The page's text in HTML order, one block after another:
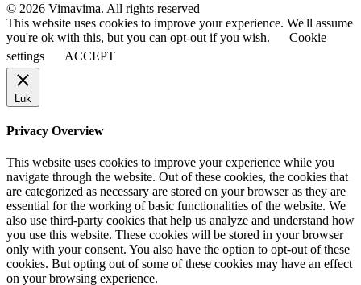
© 2026 Vimavima. All rights reserved
This website uses cookies to improve your experience. We'll assume
you're ok with this, but you can opt-out if you wish.
Cookie
settings
ACCEPT
Luk
Privacy Overview
This website uses cookies to improve your experience while you
navigate through the website. Out of these cookies, the cookies that
are categorized as necessary are stored on your browser as they are
essential for the working of basic functionalities of the website. We
also use third-party cookies that help us analyze and understand how
you use this website. These cookies will be stored in your browser
only with your consent. You also have the option to opt-out of these
cookies. But opting out of some of these cookies may have an effect
on your browsing experience.